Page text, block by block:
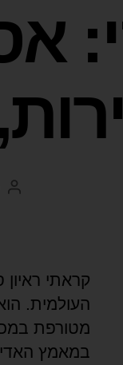
העולמית.
מטורפת
במאמץ